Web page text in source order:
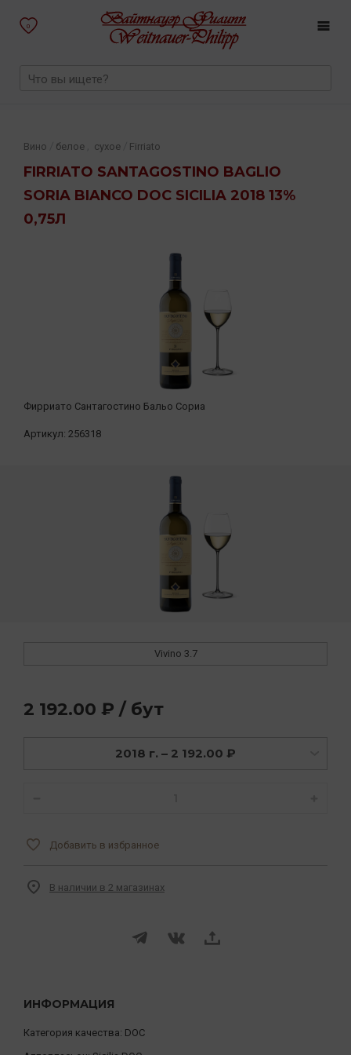
0
FIRRIATO SANTAGOSTINO BAGLIO
SORIA BIANCO DOC SICILIA 2018 13%
0,75Л
Вино белое сухое Firriato
Фирриато Сантагостино Бальо Сориа
Артикул: 256318
Vivino 3.7
ИНФОРМАЦИЯ
Категория качества: DOC
2 192.00 ₽ / бут
2018 г. – 2 192.00 ₽
Добавить в избранное
В наличии в 2 магазинах